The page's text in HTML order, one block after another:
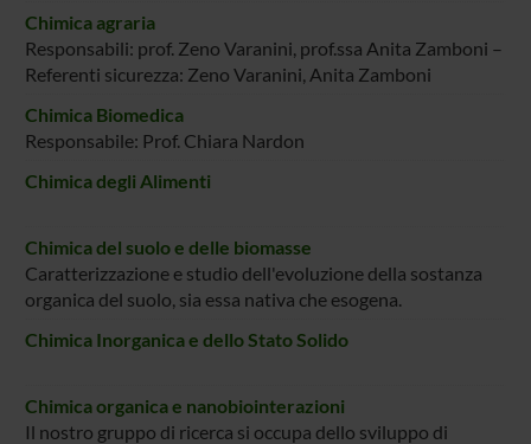
Chimica agraria
Responsabili: prof. Zeno Varanini, prof.ssa Anita Zamboni –
Referenti sicurezza: Zeno Varanini, Anita Zamboni
Chimica Biomedica
Responsabile: Prof. Chiara Nardon
Chimica degli Alimenti
Chimica del suolo e delle biomasse
Caratterizzazione e studio dell'evoluzione della sostanza
organica del suolo, sia essa nativa che esogena.
Chimica Inorganica e dello Stato Solido
Chimica organica e nanobiointerazioni
Il nostro gruppo di ricerca si occupa dello sviluppo di